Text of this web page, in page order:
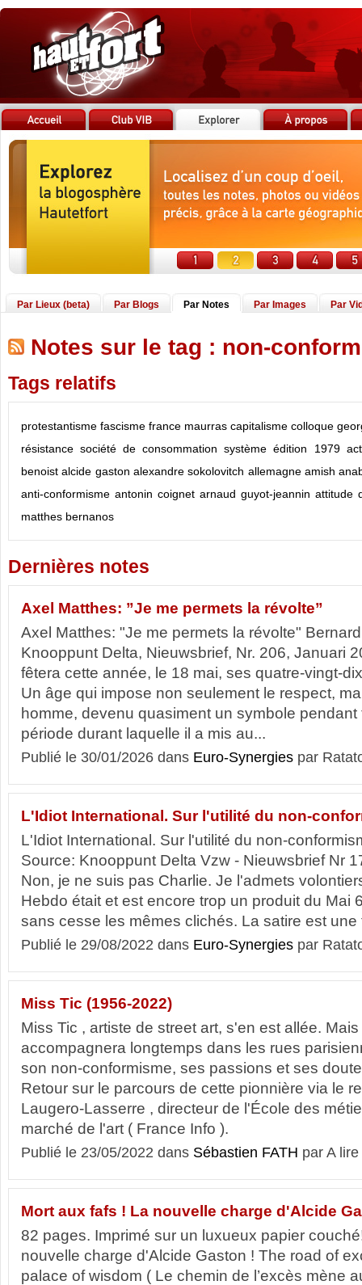
Par Lieux (beta) Par Blogs Par Notes Par Images Par
Notes sur le tag : non-
Tags relatifs
protestantisme fascisme france maurras capitalisme colloque
résistance société de consommation système édition 1979
benoist alcide gaston alexandre sokolovitch allemagne amish
anti-conformisme antonin coignet arnaud guyot-jeannin attitude
matthes bernanos
Dernières notes
Axel Matthes: ”Je me permets la révolte”
Axel Matthes: "Je me permets la révolte"
Knooppunt Delta, Nieuwsbrief, Nr. 206, Januari
fêtera cette année, le 18 mai, ses quatre-vingt-
Un âge qui impose non seulement le respect,
homme, devenu quasiment un symbole
période durant laquelle il a mis au...
Publié le 30/01/2026 dans Euro-Synergies par
L'Idiot International. Sur l'utilité du non-
L'Idiot International. Sur l'utilité du non-
Source: Knooppunt Delta Vzw - Nieuwsbrief Nr
Non, je ne suis pas Charlie. Je l'admets
Hebdo était et est encore trop un produit du Mai
sans cesse les mêmes clichés. La satire est une
Publié le 29/08/2022 dans Euro-Synergies par
Miss Tic (1956-2022)
Miss Tic , artiste de street art, s'en est allée.
accompagnera longtemps dans les rues
son non-conformisme, ses passions et ses
Retour sur le parcours de cette pionnière via le
Laugero-Lasserre , directeur de l'École des
marché de l'art ( France Info ).
Publié le 23/05/2022 dans Sébastien FATH par A
Mort aux fafs ! La nouvelle charge d'Alcide
82 pages. Imprimé sur un luxueux papier
nouvelle charge d'Alcide Gaston ! The road of
palace of wisdom ( Le chemin de l’excès mène